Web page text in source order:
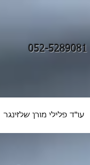
עו"ד פלילי מורן שלזינגר